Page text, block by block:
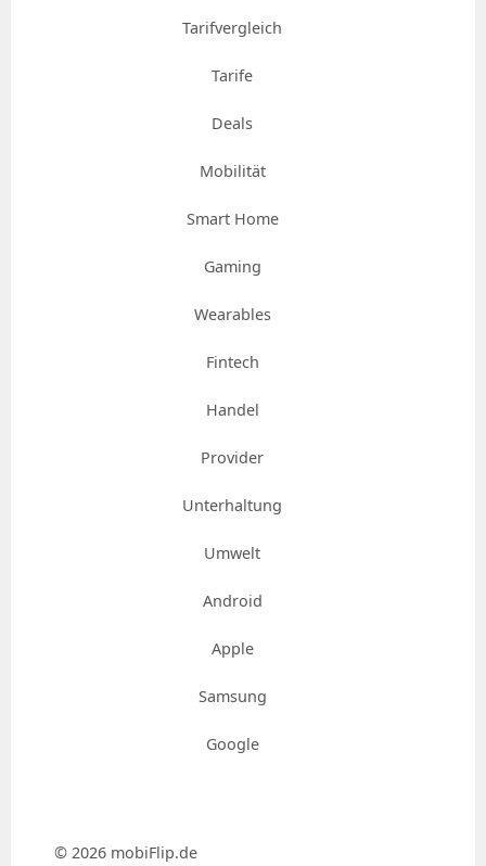
Tarifvergleich
Tarife
Deals
Mobilität
Smart Home
Gaming
Wearables
Fintech
Handel
Provider
Unterhaltung
Umwelt
Android
Apple
Samsung
Google
© 2026 mobiFlip.de